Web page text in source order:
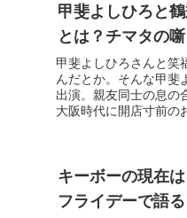
甲斐よしひろと
とは？チマタの噺
甲斐よしひろさんと笑
んだとか。そんな甲斐
出演。親友同士の息の
大阪時代に開店寸前の
キーボーの現在
フライデーで語る